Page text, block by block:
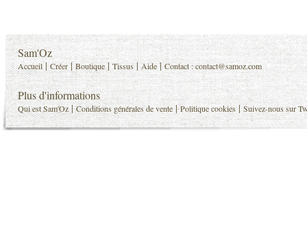
Sam'Oz
Accueil |Créer |Boutique |Tissus |Aide |Contact :contact@samoz.com
Plus d'informations
Qui est Sam'Oz |Conditions générales de vente |Politique cookies |Suivez-nous sur